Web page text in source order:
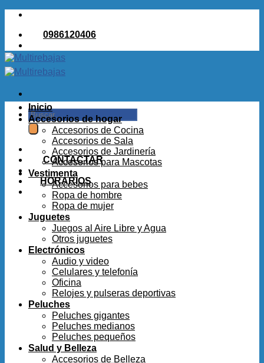
Saltar
contenido0986120406
Buscar
por:
CONTACTAR
HORARIOS
Inicio
Accesorios de hogar
Accesorios de Cocina
Accesorios de Sala
Accesorios de Jardinería
Accesorios para Mascotas
Vestimenta
Accesorios para bebes
Ropa de hombre
Ropa de mujer
Juguetes
Juegos al Aire Libre y Agua
Otros juguetes
Electrónicos
Audio y video
Celulares y telefonía
Oficina
Relojes y pulseras deportivas
Peluches
Peluches gigantes
Peluches medianos
Peluches pequeños
Salud y Belleza
Accesorios de Belleza